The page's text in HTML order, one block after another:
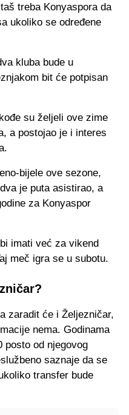
treba Konyaspora da
ukoliko se određene
kluba bude u
bit će potpisan
su željeli ove zime
a postojao je i interes
bijele ove sezone,
je puta asistirao, a
za Konyaspor
imati već za vikend
meč igra se u subotu.
zaradit će i Željezničar,
nema. Godinama
posto od njegovog
saznaje da se
transfer bude